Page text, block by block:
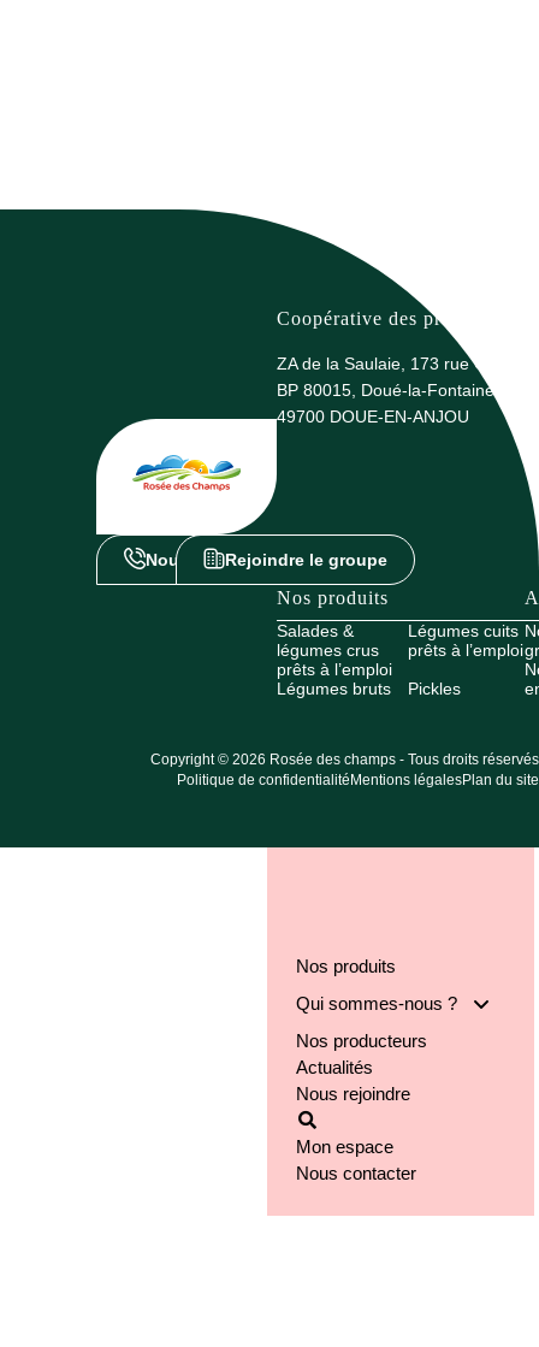
Nous contacterRejoindre le groupe
Coopérative des producteurs
ZA de la Saulaie, 173 rue G. Eiffel
BP 80015, Doué-la-Fontaine
49700 DOUE-EN-ANJOU
Nos produits
Salades &
légumes crus
prêts à l’emploi
Légumes cuits
prêts à l’emploi
Légumes bruts
Pickles
Copyright © 2026 Rosée des champs - Tous droits réservés
Politique de confidentialitéMentions légalesPlan du site
Nos produits
Qui sommes-nous ?
Notre groupe
Nos engagements
Notre implantation
Nos producteurs
Actualités
Nous rejoindre
Mon espace
Nous contacter